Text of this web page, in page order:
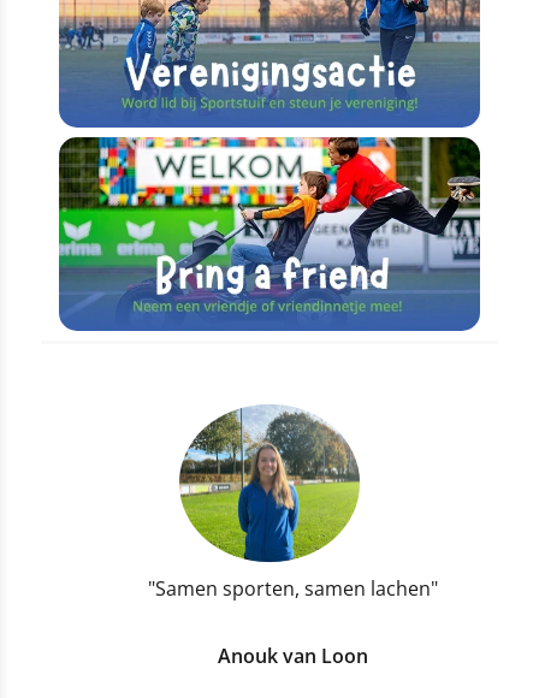
"Samen sporten, samen lachen"
Anouk van Loon